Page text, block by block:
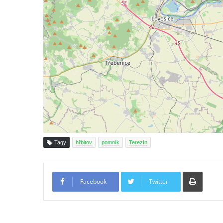
Předoníně
Pomník obětem 2. světové války v Plavu
Pamětní deska obětem 1. světové války v
Plavu
Kenotaf Pepiho Meisela na hřbitově v
Dolním Podluží
Kenotaf Leopolda Malata na hřbitově v
Dolním Podluží
Kenotaf Antona Klause na hřbitově v
Dolním Podluží
Kenotaf Heinricha Klause na hřbitově v
Kenotaf Josefa Stolle na hřbitově v Dolním
Podluží
Tagy hřbitov pomník Terezín
Facebook Twitter